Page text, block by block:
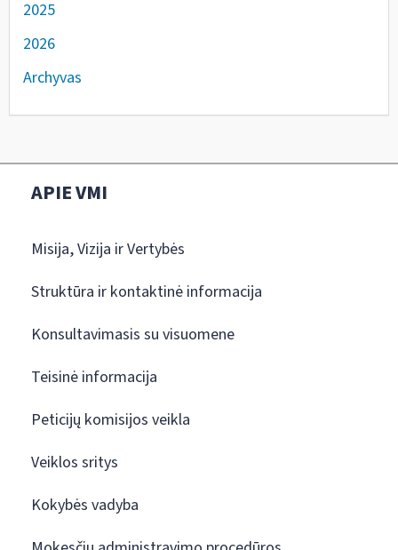
2025
2026
Archyvas
APIE VMI
Misija, Vizija ir Vertybės
Struktūra ir kontaktinė informacija
Konsultavimasis su visuomene
Teisinė informacija
Peticijų komisijos veikla
Veiklos sritys
Kokybės vadyba